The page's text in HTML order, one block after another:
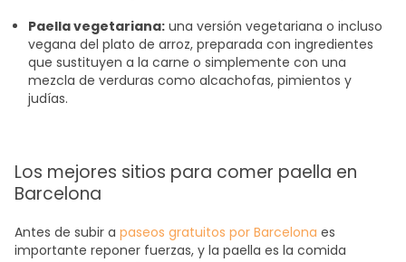
Paella vegetariana: una versión vegetariana o incluso
vegana del plato de arroz, preparada con ingredientes
que sustituyen a la carne o simplemente con una
mezcla de verduras como alcachofas, pimientos y
judías.
Los mejores sitios para comer paella en
Barcelona
Antes de subir a paseos gratuitos por Barcelona es
importante reponer fuerzas, y la paella es la comida